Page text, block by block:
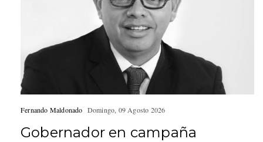
Fernando Maldonado Domingo, 09 Agosto 2026
Gobernador en campaña